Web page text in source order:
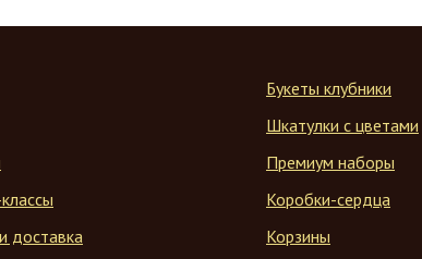
доставка
Букеты клубники
Шкатулки с цветами
Премиум наборы
Коробки-сердца
Корзины